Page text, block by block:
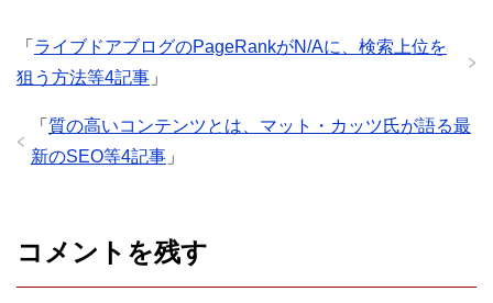
「 ライブドアブログのPageRankがN/Aに、検索上位を
狙う方法等4記事 」
「 質の高いコンテンツとは、マット・カッツ氏が語る最
新のSEO等4記事 」
コメントを残す